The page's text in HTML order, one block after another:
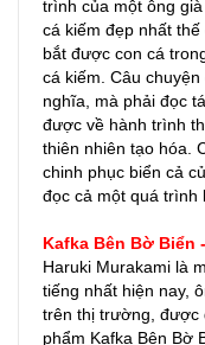
trình của một ông
cá kiếm đẹp nhất
bắt được con cá
cá kiếm. Câu
nghĩa, mà phải đọc
được về hành trình
thiên nhiên tạo hóa.
chinh phục biển cả
đọc cả một quá trình
Kafka Bên Bờ Biển
Haruki Murakami là
tiếng nhất hiện nay,
trên thị trường, được
phẩm Kafka Bên Bờ